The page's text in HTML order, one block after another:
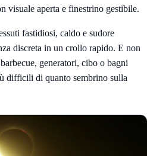
visuale aperta e finestrino gestibile.
fastidiosi, caldo e sudore
discreta in un crollo rapido. E non
generatori, cibo o bagni
difficili di quanto sembrino sulla